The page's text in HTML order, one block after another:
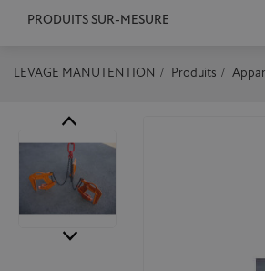
PRODUITS SUR-MESURE
LEVAGE MANUTENTION Produits